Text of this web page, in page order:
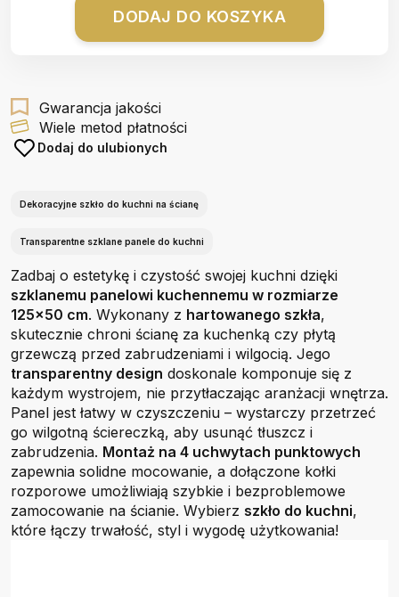
DODAJ DO KOSZYKA
Gwarancja jakości
Wiele metod płatności
Dodaj do ulubionych
Dekoracyjne szkło do kuchni na ścianę
Transparentne szklane panele do kuchni
Zadbaj o estetykę i czystość swojej kuchni dzięki
szklanemu panelowi kuchennemu w rozmiarze
125x50 cm. Wykonany z hartowanego szkła,
skutecznie chroni ścianę za kuchenką czy płytą
grzewczą przed zabrudzeniami i wilgocią. Jego
transparentny design doskonale komponuje się z
każdym wystrojem, nie przytłaczając aranżacji wnętrza.
Panel jest łatwy w czyszczeniu – wystarczy przetrzeć
go wilgotną ściereczką, aby usunąć tłuszcz i
zabrudzenia. Montaż na 4 uchwytach punktowych
zapewnia solidne mocowanie, a dołączone kołki
rozporowe umożliwiają szybkie i bezproblemowe
zamocowanie na ścianie. Wybierz szkło do kuchni,
które łączy trwałość, styl i wygodę użytkowania!